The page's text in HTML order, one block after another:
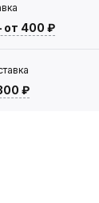
от 400 ₽
₽